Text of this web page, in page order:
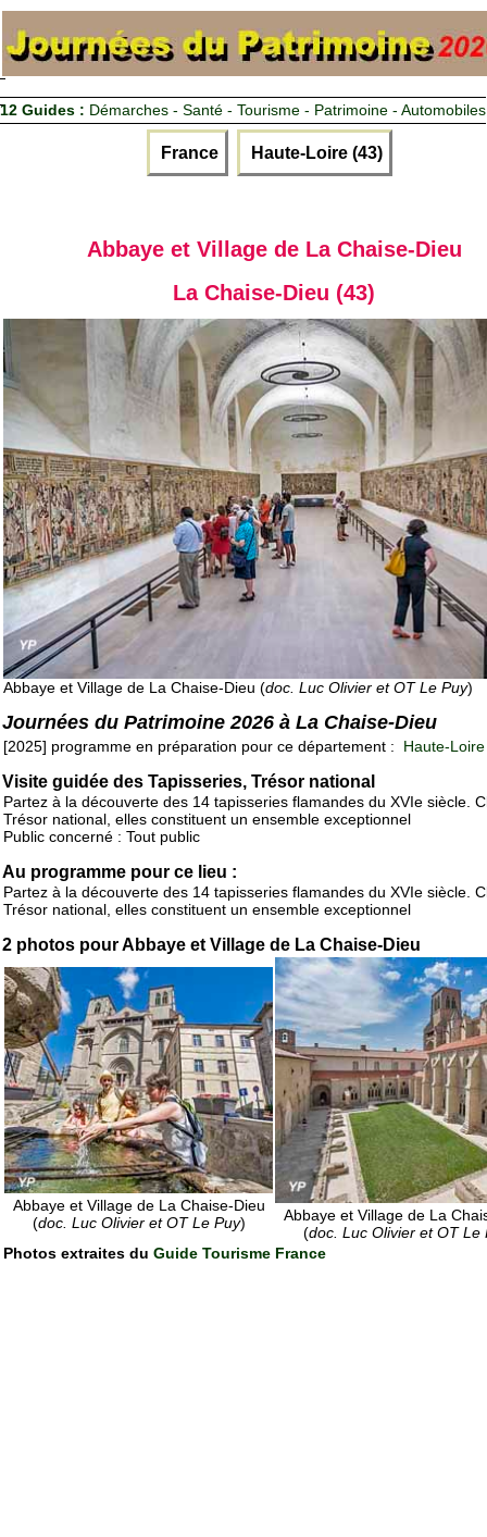
12 Guides : Démarches - Santé - Tourisme - Patrimoine - Automobiles
France Haute-Loire (43)
Abbaye et Village de La Chaise-Dieu
La Chaise-Dieu (43)
Abbaye et Village de La Chaise-Dieu (doc. Luc Olivier et OT Le Puy)
Journées du Patrimoine 2026 à La Chaise-Dieu
[2025] programme en préparation pour ce département : Haute-
Visite guidée des Tapisseries, Trésor national
Partez à la découverte des 14 tapisseries flamandes du XVIe siècle.
Trésor national, elles constituent un ensemble exceptionnel
Public concerné : Tout public
Au programme pour ce lieu :
Partez à la découverte des 14 tapisseries flamandes du XVIe siècle.
Trésor national, elles constituent un ensemble exceptionnel
2 photos pour Abbaye et Village de La Chaise-Dieu
Abbaye et Village de La Chaise-Dieu
(doc. Luc Olivier et OT Le Puy)
Abbaye et Village de La
(doc. Luc Olivier et OT Le
Photos extraites du Guide Tourisme France